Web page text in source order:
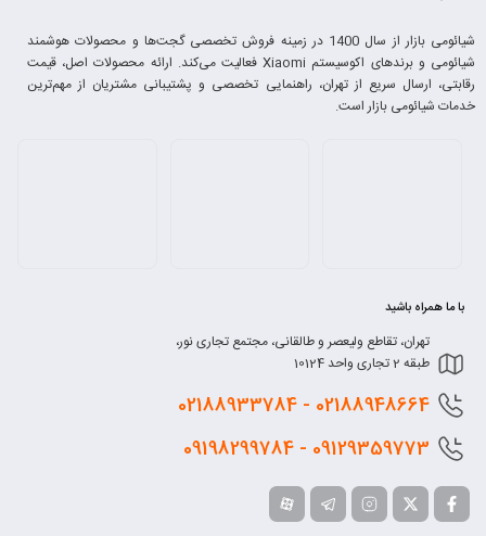
شیائومی بازار از سال 1400 در زمینه فروش تخصصی گجت‌ها و محصولات هوشمند
شیائومی و برندهای اکوسیستم Xiaomi فعالیت می‌کند. ارائه محصولات اصل، قیمت
رقابتی، ارسال سریع از تهران، راهنمایی تخصصی و پشتیبانی مشتریان از مهم‌ترین
خدمات شیائومی بازار است.
با ما همراه باشید
تهران، تقاطع ولیعصر و طالقانی، مجتمع تجاری نور،
طبقه 2 تجاری واحد 10124
02188948664 - 02188933784
09129359773 - 09198299784